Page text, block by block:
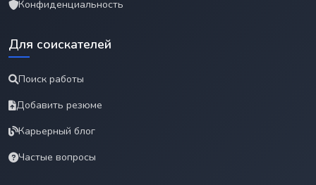
Конфиденциальность
Для соискателей
Поиск работы
Добавить резюме
Карьерный блог
Частые вопросы